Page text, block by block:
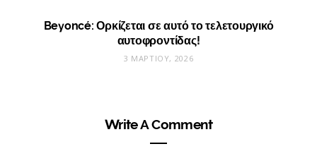
Beyoncé: Ορκίζεται σε αυτό το τελετουργικό
αυτοφροντίδας!
3 ΜΑΡΤΊΟΥ, 2026
Write A Comment